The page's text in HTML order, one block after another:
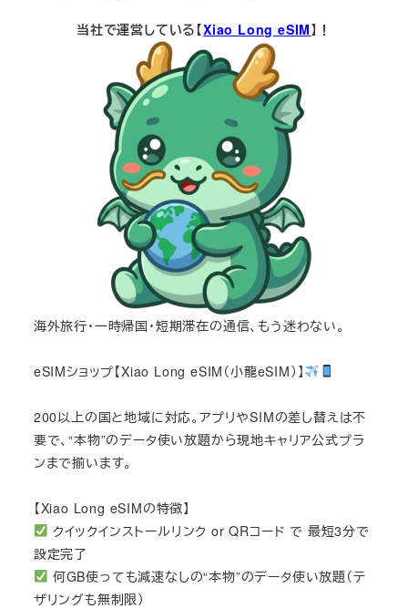
当社で運営している【Xiao Long eSIM】！
海外旅行・一時帰国・短期滞在の通信、もう迷わない。
eSIMショップ【Xiao Long eSIM（小龍eSIM）】
200以上の国と地域に対応。アプリやSIMの差し替えは不
要で、“本物”のデータ使い放題から現地キャリア公式プラ
ンまで揃います。
【Xiao Long eSIMの特徴】
クイックインストールリンク or QRコード で 最短3分で
設定完了
何GB使っても減速なしの“本物”のデータ使い放題（テ
ザリングも無制限）